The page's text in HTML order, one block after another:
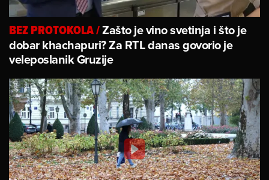
BEZ PROTOKOLA/Zašto je vino svetinja i što je
dobar khachapuri? Za RTL danas govorio je
veleposlanik Gruzije